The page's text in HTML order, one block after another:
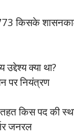
किसके
क्या था?
पर नियंत्रण
किस पद की
जनरल